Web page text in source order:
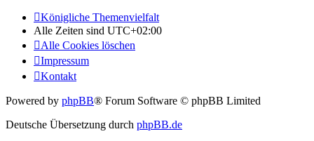
Königliche Themenvielfalt
Alle Zeiten sind UTC+02:00
Alle Cookies löschen
Impressum
Kontakt
Powered by phpBB® Forum Software © phpBB Limited
Deutsche Übersetzung durch phpBB.de